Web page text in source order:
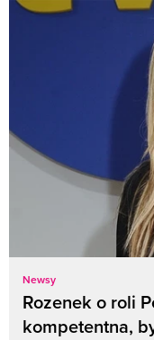
Newsy
Rozenek o roli
kompetentna,